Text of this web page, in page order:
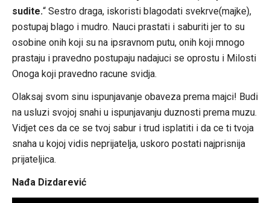
sudite.“ Sestro draga, iskoristi blagodati svekrve(majke),
postupaj blago i mudro. Nauci prastati i saburiti jer to su
osobine onih koji su na ipsravnom putu, onih koji mnogo
prastaju i pravedno postupaju nadajuci se oprostu i Milosti
Onoga koji pravedno racune svidja.
Olaksaj svom sinu ispunjavanje obaveza prema majci! Budi
na usluzi svojoj snahi u ispunjavanju duznosti prema muzu.
Vidjet ces da ce se tvoj sabur i trud isplatiti i da ce ti tvoja
snaha u kojoj vidis neprijatelja, uskoro postati najprisnija
prijateljica.
Nađa Dizdarević